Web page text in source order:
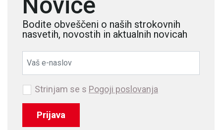
Bodite obveščeni o naših strokovnih
nasvetih, novostih in aktualnih novicah
Prijava
Strinjam se s Pogoji poslovanja